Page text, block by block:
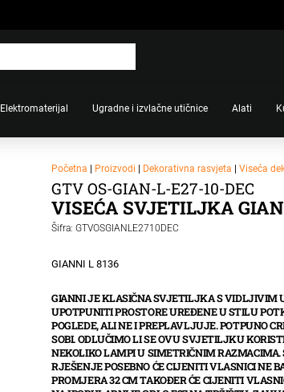
Elektromaterijal Ugradne i izvlačne utičnice Alati
Početna | Proizvodi | Dekorativna rasvjeta |Viseća
GTV OS-GIAN-L-E27-10-DEC
VISEĆA SVJETILJKA
Šifra: GTVOSGIANLE2710DEC
GIANNI L 8136
GIANNI JE KLASIČNA SVJETILJKA S VIDLJIVIM
UPOTPUNITI PROSTORE UREĐENE U STILU
POGLEDE, ALI NE I PREPLAVLJUJE. POTPUNO
SOBI. ODLUČIMO LI SE OVU SVJETILJKU
NEKOLIKO LAMPI U SIMETRIČNIM
RJEŠENJE POSEBNO ĆE CIJENITI VLASNICI NE
PROMJERA 32 CM TAKOĐER ĆE CIJENITI